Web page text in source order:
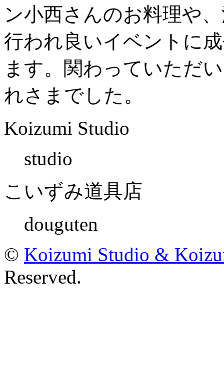
ン小西さんのお料理や
行われ良いイベントに
ます。関わっていただ
れさまでした。
Koizumi Studio
studio
こいずみ道具店
douguten
© Koizumi Studio &
Reserved.